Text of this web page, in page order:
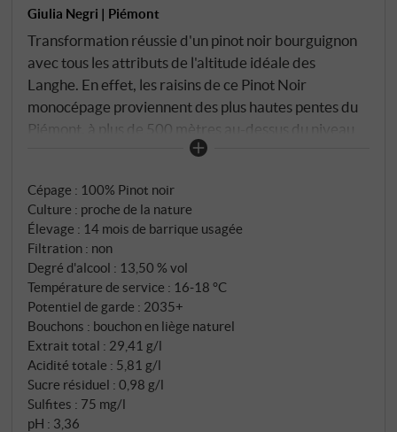
Giulia Negri | Piémont
Transformation réussie d'un pinot noir bourguignon
avec tous les attributs de l'altitude idéale des
Langhe. En effet, les raisins de ce Pinot Noir
monocépage proviennent des plus hautes pentes du
Piémont, à plus de 500 mètres au-dessus du niveau
de la mer, dont les vignes, contrairement à celles de
Rouge rubis clair et lumineux. Au bouquet, de la
cerise amarena, complétée par un soupçon de
groseille à maquereau et de menthe. En bouche, en
filigrane, un mélange équilibré et délicat de charnu,
de baies rouges mûres, de raffinement et d'élégance.
Il est déjà complexe et rond dans sa jeunesse et
dispose d'une structure tannique délicate. Giulia
Negri montre ici, à l'exemple du cépage sans doute le
plus exigeant au monde, tout son savoir-faire et le
potentiel de son site d'excellence "La Tartufaia".
Chapeau ! SUPERIORE.DE
Cépage : 100% Pinot noir
Culture : proche de la nature
Élevage : 14 mois de barrique usagée
Filtration : non
Degré d'alcool : 13,50 % vol
Température de service : 16‑18 °C
Potentiel de garde : 2035+
Bouchons : bouchon en liège naturel
Extrait total : 29,41 g/l
Acidité totale : 5,81 g/l
Sucre résiduel : 0,98 g/l
Sulfites : 75 mg/l
pH : 3,36